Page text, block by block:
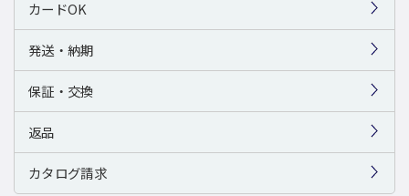
カードOK
発送・納期
保証・交換
返品
カタログ請求